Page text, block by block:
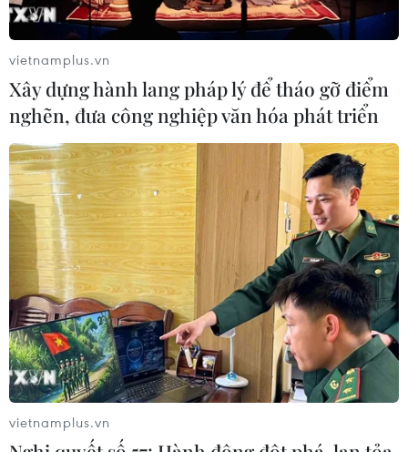
với Nhà xuất bản Chính trị quốc gia Sự thật tổ chức Hội
thảo khoa học quốc gia với chủ đề “Kinh tế truyền
thông: Lý luận thực tiễn và kinh nghiệm.”
Hợp nhất các cơ quan báo chí Quảng Ninh
là phù hợp với xu hướng
vietnamplus.vn
Xây dựng hành lang pháp lý để tháo gỡ điểm
nghẽn, đưa công nghiệp văn hóa phát triển
vietnamplus.vn